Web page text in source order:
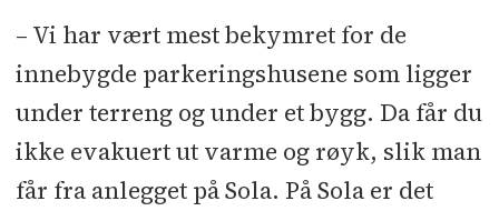
– Vi har vært mest bekymret for de
innebygde parkeringshusene som ligger
under terreng og under et bygg. Da får du
ikke evakuert ut varme og røyk, slik man
får fra anlegget på Sola. På Sola er det